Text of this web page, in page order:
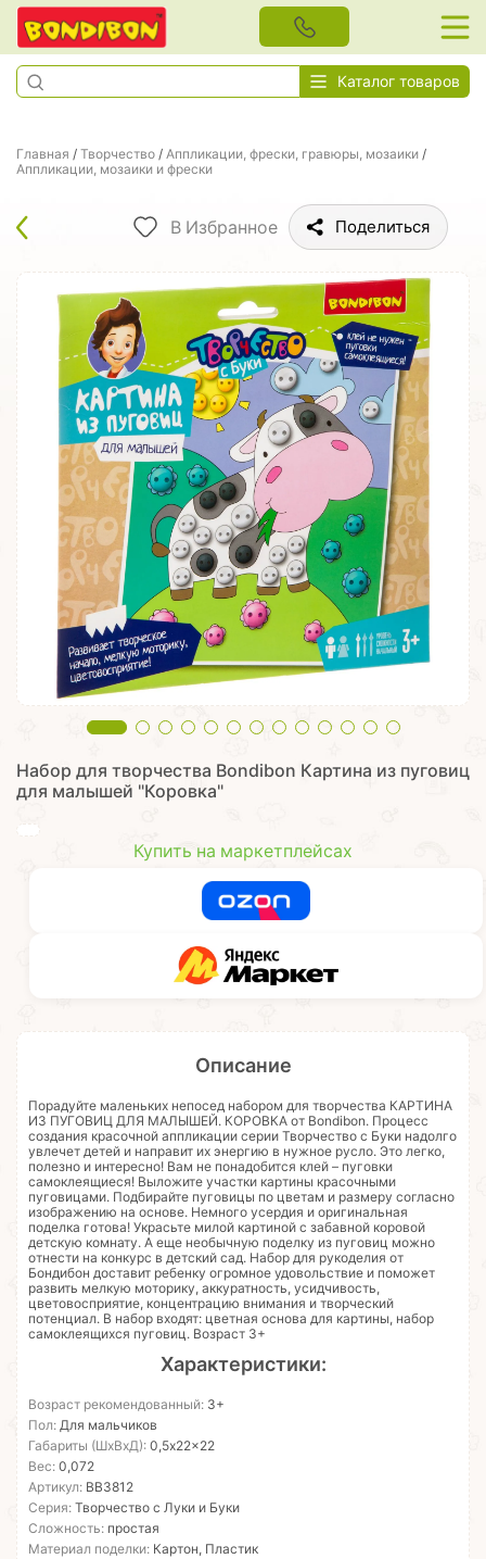
Каталог товаров
Главная / Творчество / Аппликации, фрески, гравюры, мозаики /
Аппликации, мозаики и фрески
В Избранное Поделиться
Набор для творчества Bondibon Картина из пуговиц
для малышей "Коровка"
Купить на маркетплейсах
Описание
Порадуйте маленьких непосед набором для творчества КАРТИНА
ИЗ ПУГОВИЦ ДЛЯ МАЛЫШЕЙ. КОРОВКА от Bondibon. Процесс
создания красочной аппликации серии Творчество с Буки надолго
увлечет детей и направит их энергию в нужное русло. Это легко,
полезно и интересно! Вам не понадобится клей – пуговки
самоклеящиеся! Выложите участки картины красочными
пуговицами. Подбирайте пуговицы по цветам и размеру согласно
изображению на основе. Немного усердия и оригинальная
поделка готова! Украсьте милой картиной с забавной коровой
детскую комнату. А еще необычную поделку из пуговиц можно
отнести на конкурс в детский сад. Набор для рукоделия от
Бондибон доставит ребенку огромное удовольствие и поможет
развить мелкую моторику, аккуратность, усидчивость,
цветовосприятие, концентрацию внимания и творческий
потенциал. В набор входят: цветная основа для картины, набор
самоклеящихся пуговиц. Возраст 3+
Характеристики:
Возраст рекомендованный: 3+
Пол: Для мальчиков
Габариты (ШхВхД): 0,5x22x22
Вес: 0,072
Артикул: ВВ3812
Серия: Творчество с Луки и Буки
Сложность: простая
Материал поделки: Картон, Пластик